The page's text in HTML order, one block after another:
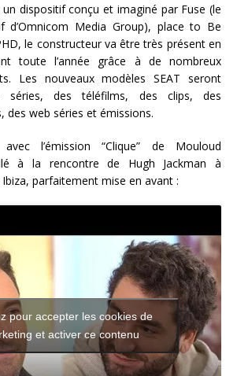
un dispositif conçu et imaginé par Fuse (le
d’Omnicom Media Group), place to Be
le constructeur va être très présent en
toute l’année grâce à de nombreux
Les nouveaux modèles SEAT seront
séries, des téléfilms, des clips, des
des web séries et émissions.
l’émission “Clique” de Mouloud
à la rencontre de Hugh Jackman à
Ibiza, parfaitement mise en avant :
pour accepter les cookies de
et activer ce contenu